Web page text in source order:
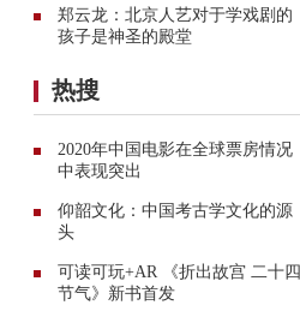
郑云龙：北京人艺对于学戏剧的
孩子是神圣的殿堂
热搜
2020年中国电影在全球票房情况
中表现突出
仰韶文化：中国考古学文化的源
头
可读可玩+AR 《折出故宫 二十四
节气》新书首发